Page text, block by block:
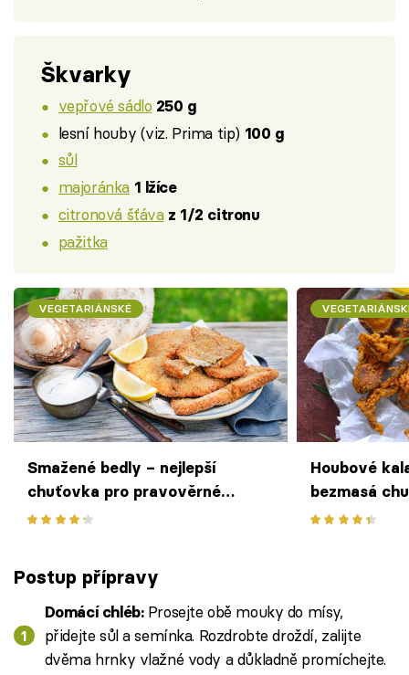
Škvarky
vepřové sádlo 250 g
lesní houby (viz. Prima tip) 100 g
sůl
majoránka 1 lžíce
citronová šťáva z 1/2 citronu
pažitka
VEGETARIÁNSKÉ
Smažené bedly – nejlepší
chuťovka pro pravověrné
houbaře
Houbové
bezmasá
Postup přípravy
Domácí chléb:Prosejte obě mouky do mísy,
přidejte sůl a semínka. Rozdrobte droždí, zalijte
dvěma hrnky vlažné vody a důkladně promíchejte.